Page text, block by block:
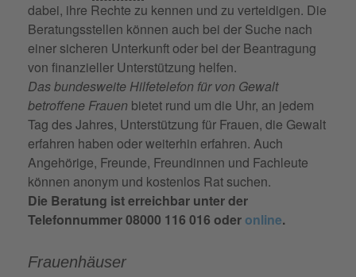
dabei, ihre Rechte zu kennen und zu verteidigen. Die
Beratungsstellen können auch bei der Suche nach
einer sicheren Unterkunft oder bei der Beantragung
von finanzieller Unterstützung helfen.
Das bundesweite Hilfetelefon für von Gewalt
betroffene Frauen bietet rund um die Uhr, an jedem
Tag des Jahres, Unterstützung für Frauen, die Gewalt
erfahren haben oder weiterhin erfahren. Auch
Angehörige, Freunde, Freundinnen und Fachleute
können anonym und kostenlos Rat suchen.
Die Beratung ist erreichbar unter der
Telefonnummer 08000 116 016 oder online.
Frauenhäuser